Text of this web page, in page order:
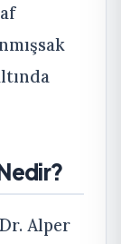
Alper